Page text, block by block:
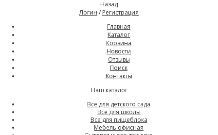
Назад
Логин / Регистрация
Главная
Каталог
Корзина
Новости
Отзывы
Поиск
Контакты
Наш каталог
Все для детского сада
Все для школы
Все для пищеблока
Мебель офисная